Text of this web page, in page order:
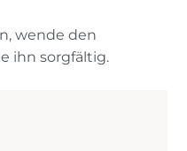
wende den
ihn sorgfältig.